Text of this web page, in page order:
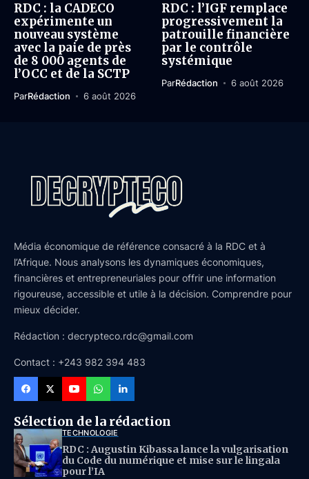
RDC : la CADECO
expérimente un
nouveau système
avec la paie de près
de 8 000 agents de
l’OCC et de la SCTP
ParRédaction 6 août 2026
RDC : l’IGF remplace
progressivement la
patrouille financière
par le contrôle
systémique
ParRédaction 6 août 2026
Média économique de référence consacré à la RDC et à
l’Afrique. Nous analysons les dynamiques économiques,
financières et entrepreneuriales pour offrir une information
rigoureuse, accessible et utile à la décision. Comprendre pour
mieux décider.
Rédaction : decrypteco.rdc@gmail.com
Contact : +243 982 394 483
Sélection de la rédaction
TECHNOLOGIE
RDC : Augustin Kibassa lance la vulgarisation
du Code du numérique et mise sur le lingala
pour l’IA